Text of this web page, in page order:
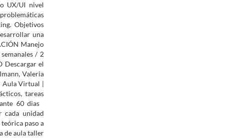
UX/UI nivel
Objetivos
una
Manejo
/ 2
Descargar el
Valeria
Aula Virtual |
tareas
60 dias
cada unidad
paso a
de aula taller